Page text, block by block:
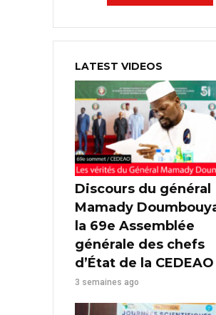
LATEST VIDEOS
Discours du général
Mamady
la 69e Assemblée
générale des chefs
d’État de la CEDEAO
3 semaines ago